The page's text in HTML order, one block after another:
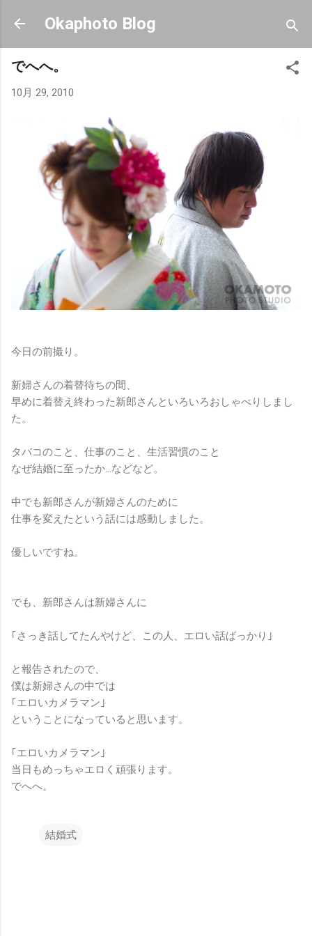
スキップしてメイン コンテンツに移動
Okaphoto Blog
でへへ。
10月 29, 2010
今日の前撮り。
新婦さんの着替待ちの間、
早めに着替え終わった新郎さんといろいろおしゃべりしまし
た。
タバコのこと、仕事のこと、生活習慣のこと
なぜ結婚に至ったか…などなど。
中でも新郎さんが新婦さんのために
仕事を変えたという話には感動しました。
優しいですね。
でも、新郎さんは新婦さんに
｢さっき話してたんやけど、この人、エロい話ばっかり｣
と報告されたので、
僕は新婦さんの中では
｢エロいカメラマン｣
ということになっていると思います。
｢エロいカメラマン｣
当日もめっちゃエロく頑張ります。
でへへ。
結婚式